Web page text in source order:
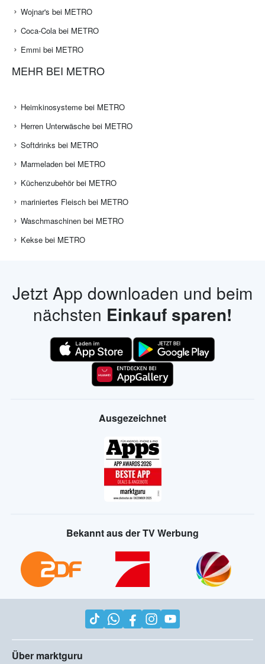
Wojnar's bei METRO
Coca-Cola bei METRO
Emmi bei METRO
MEHR BEI METRO
Heimkinosysteme bei METRO
Herren Unterwäsche bei METRO
Softdrinks bei METRO
Marmeladen bei METRO
Küchenzubehör bei METRO
mariniertes Fleisch bei METRO
Waschmaschinen bei METRO
Kekse bei METRO
Jetzt App downloaden und beim
nächsten Einkauf sparen!
Ausgezeichnet
Bekannt aus der TV Werbung
Über marktguru